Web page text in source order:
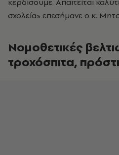
σχολεία» επεσήμανε ο κ.
Νομοθετικές
τροχόσπιτα,